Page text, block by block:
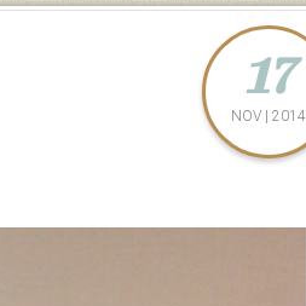
17
NOV | 2014